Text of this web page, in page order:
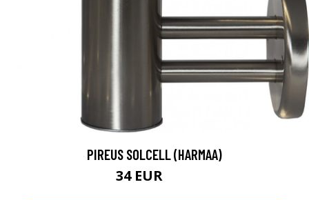
PIREUS SOLCELL (HARMAA)
34 EUR